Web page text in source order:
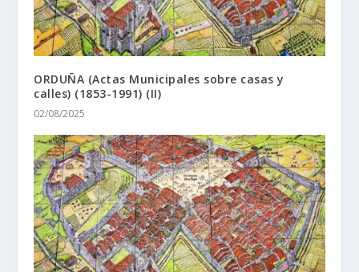
ORDUÑA (Actas Municipales sobre casas y
calles) (1853-1991) (II)
02/08/2025